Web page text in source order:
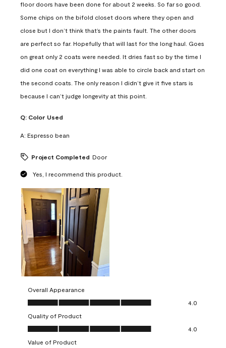
floor doors have been done for about 2 weeks. So far so good.
Some chips on the bifold closet doors where they open and
close but I don’t think that’s the paints fault. The other doors
are perfect so far. Hopefully that will last for the long haul. Goes
on great only 2 coats were needed. It dries fast so by the time I
did one coat on everything I was able to circle back and start on
the second coats. The only reason I didn’t give it five stars is
because I can’t judge longevity at this point.
Q: Color Used
A: Espresso bean
Project Completed Door
Yes, I recommend this product.
Overall Appearance
Overall Appearance, 4.0 out of 5
4.0
Quality of Product
Quality of Product, 4.0 out of 5
4.0
Value of Product